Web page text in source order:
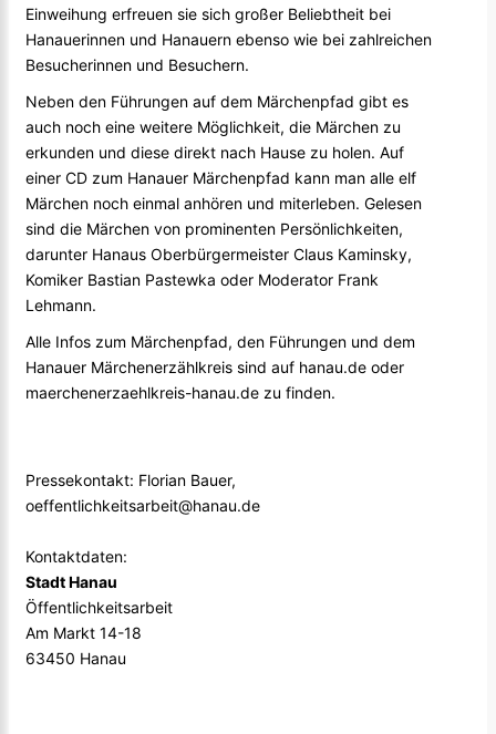
Einweihung erfreuen sie sich großer Beliebtheit bei
Hanauerinnen und Hanauern ebenso wie bei zahlreichen
Besucherinnen und Besuchern.
Neben den Führungen auf dem Märchenpfad gibt es
auch noch eine weitere Möglichkeit, die Märchen zu
erkunden und diese direkt nach Hause zu holen. Auf
einer CD zum Hanauer Märchenpfad kann man alle elf
Märchen noch einmal anhören und miterleben. Gelesen
sind die Märchen von prominenten Persönlichkeiten,
darunter Hanaus Oberbürgermeister Claus Kaminsky,
Komiker Bastian Pastewka oder Moderator Frank
Lehmann.
Alle Infos zum Märchenpfad, den Führungen und dem
Hanauer Märchenerzählkreis sind auf hanau.de oder
maerchenerzaehlkreis-hanau.de zu finden.
Pressekontakt: Florian Bauer,
oeffentlichkeitsarbeit@hanau.de
Kontaktdaten:
Stadt Hanau
Öffentlichkeitsarbeit
Am Markt 14-18
63450 Hanau